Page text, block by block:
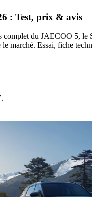
: Test, prix & avis
complet du JAECOO 5, le
marché. Essai, fiche